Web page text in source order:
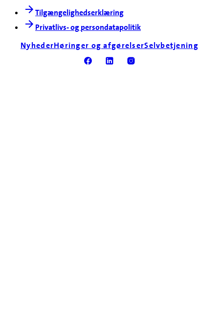
Tilgængelighedserklæring
Privatlivs- og persondatapolitik
NyhederHøringer og afgørelserSelvbetjening